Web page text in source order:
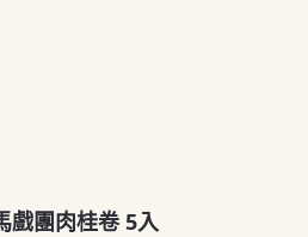
戲團肉桂卷 5入